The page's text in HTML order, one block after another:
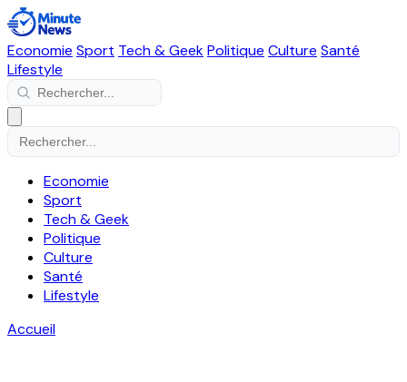
Economie Sport Tech & GeekPolitique Culture Santé
Lifestyle
Economie
Sport
Tech & Geek
Politique
Culture
Santé
Lifestyle
Accueil